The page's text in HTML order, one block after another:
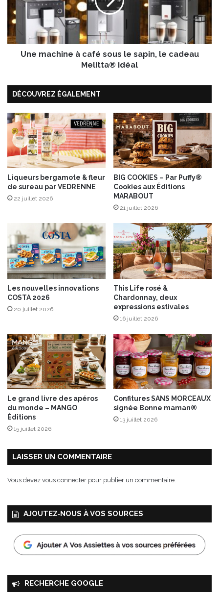
d
s
s
d
e
m
o
r
u
e
a
n
l
a
i
s
h
n
a
é
s
o
s
l
e
a
p
l
e
c
a
d
e
a
u
l
i
a
d
é
Une machine à café sous le sapin, le cadeau
Melitta® idéal
DÉCOUVREZ ÉGALEMENT
Liqueurs bergamote & fleur
de sureau par VEDRENNE
22 juillet 2026
BIG COOKIES – Par Puffy®
Cookies aux Éditions
MARABOUT
21 juillet 2026
Les nouvelles innovations
COSTA 2026
20 juillet 2026
This Life rosé &
Chardonnay, deux
expressions estivales
16 juillet 2026
Le grand livre des apéros
du monde – MANGO
Éditions
15 juillet 2026
Confitures SANS MORCEAUX
signée Bonne maman®
13 juillet 2026
LAISSER UN COMMENTAIRE
Vous devez vous connecter pour publier un commentaire.
AJOUTEZ‑NOUS À VOS SOURCES
RECHERCHE GOOGLE